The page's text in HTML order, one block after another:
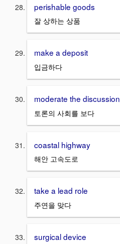
perishable goods
잘 상하는 상품
make a deposit
입금하다
moderate the discussion
토론의 사회를 보다
coastal highway
해안 고속도로
take a lead role
주연을 맞다
surgical device